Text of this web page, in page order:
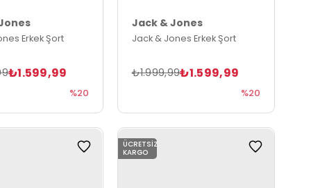
Erkek Şort
₺1.599,99
%20
Jack & Jones
Jack & Jones Erkek Şort
₺1.599,99
₺1.999,99
%20
ÜCRETSIZ
KARGO